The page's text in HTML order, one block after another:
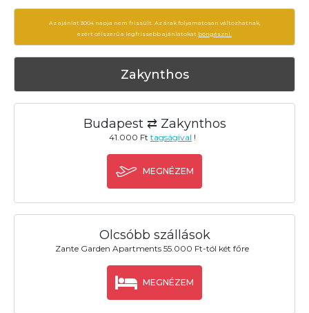
Az ajánlat 3004 napja nem frissült. Az árak folyamatosan változhatnak,
ezért célszerű a legfrissebb ajánlatokat böngészni.
Zakynthos
Budapest ⇄ Zakynthos
41.000 Ft tagságival !
MEGNÉZEM
Olcsóbb szállások
Zante Garden Apartments 55.000 Ft-tól két főre
MEGNÉZEM